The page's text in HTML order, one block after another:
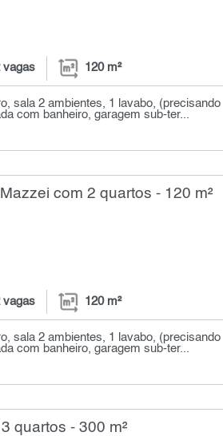
vagas 120 m²
sala 2 ambientes, 1 lavabo, (precisando
com banheiro, garagem sub-ter...
com 2 quartos - 120 m²
vagas 120 m²
sala 2 ambientes, 1 lavabo, (precisando
com banheiro, garagem sub-ter...
quartos - 300 m²